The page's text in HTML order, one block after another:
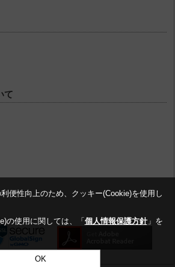
て
便性向上のため、クッキー(Cookie)を使用し
の使用に関しては、「 個人情報保護方針」を
OK